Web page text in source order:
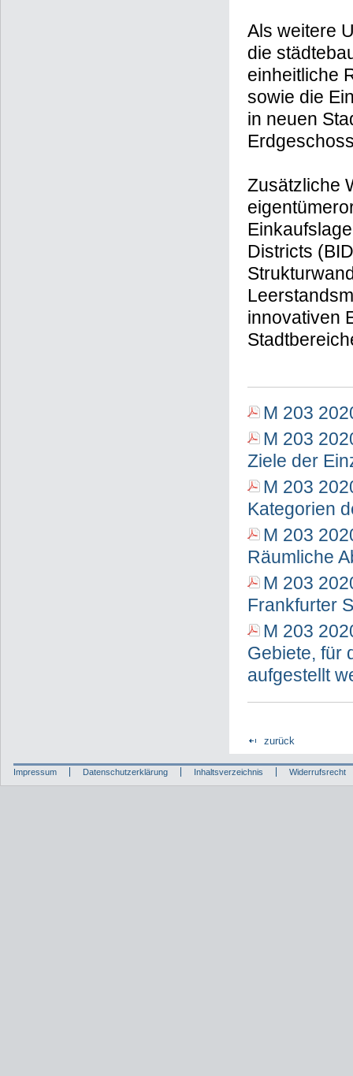
Als weitere
die
einheitliche
sowie die
in neuen
Zusätzliche
Districts
innovativen
M 203
M 203
Ziele der
M 203
Kategorien
M 203
Räumliche
M 203
Frankfurter
M 203
Gebiete, für
aufgestellt
zurück
Impressum Datenschutzerklärung Inhaltsverzeichnis Widerrufsrecht